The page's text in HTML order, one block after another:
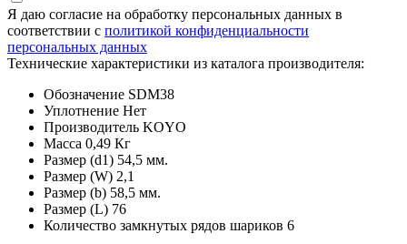
Я даю согласие на обработку персональных данных в
соответствии с политикой конфиденциальности
персональных данных
Технические характеристики из каталога производителя:
Обозначение SDM38
Уплотнение Нет
Производитель KOYO
Масса 0,49 Кг
Размер (d1) 54,5 мм.
Размер (W) 2,1
Размер (b) 58,5 мм.
Размер (L) 76
Количество замкнутых рядов шариков 6